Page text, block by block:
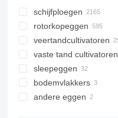
schijfploegen
rotorkopeggen
veertandcultivatoren
vaste tand cultivatoren
sleepeggen
bodemvlakkers
andere eggen